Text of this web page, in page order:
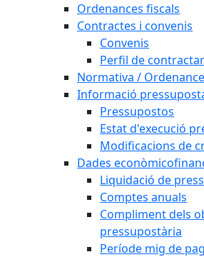
Ordenances fiscals
Contractes i convenis
Convenis
Perfil de
Normativa /
Informació
Pressupostos
Estat d'execució
Modificacions de
Dades
Liquidació de
Comptes anuals
Compliment dels
pressupostària
Període mig de